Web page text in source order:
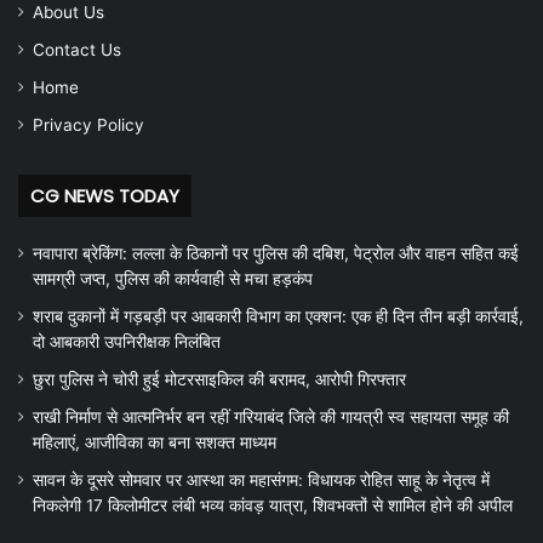
About Us
Contact Us
Home
Privacy Policy
CG NEWS TODAY
नवापारा ब्रेकिंग: लल्ला के ठिकानों पर पुलिस की दबिश, पेट्रोल और वाहन सहित कई
सामग्री जप्त, पुलिस की कार्यवाही से मचा हड़कंप
शराब दुकानों में गड़बड़ी पर आबकारी विभाग का एक्शन: एक ही दिन तीन बड़ी कार्रवाई,
दो आबकारी उपनिरीक्षक निलंबित
छुरा पुलिस ने चोरी हुई मोटरसाइकिल की बरामद, आरोपी गिरफ्तार
राखी निर्माण से आत्मनिर्भर बन रहीं गरियाबंद जिले की गायत्री स्व सहायता समूह की
महिलाएं, आजीविका का बना सशक्त माध्यम
सावन के दूसरे सोमवार पर आस्था का महासंगम: विधायक रोहित साहू के नेतृत्व में
निकलेगी 17 किलोमीटर लंबी भव्य कांवड़ यात्रा, शिवभक्तों से शामिल होने की अपील